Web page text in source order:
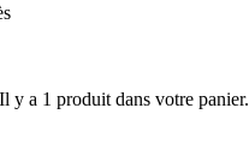
Il y a 1 produit dans votre panier.